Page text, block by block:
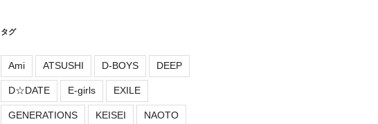
タグ
Ami ATSUSHI D-BOYS DEEP
D☆DATE E-girls EXILE
GENERATIONS KEISEI NAOTO